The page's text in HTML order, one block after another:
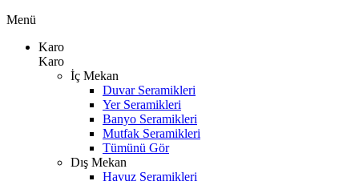
Menü
Karo
Karo
İç Mekan
Duvar Seramikleri
Yer Seramikleri
Banyo Seramikleri
Mutfak Seramikleri
Tümünü Gör
Dış Mekan
Havuz Seramikleri